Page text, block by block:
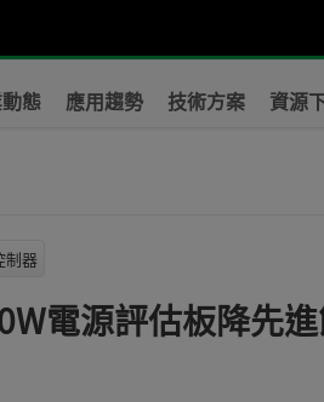
態 應用趨勢 技術方案 資源
制器
電源評估板降先